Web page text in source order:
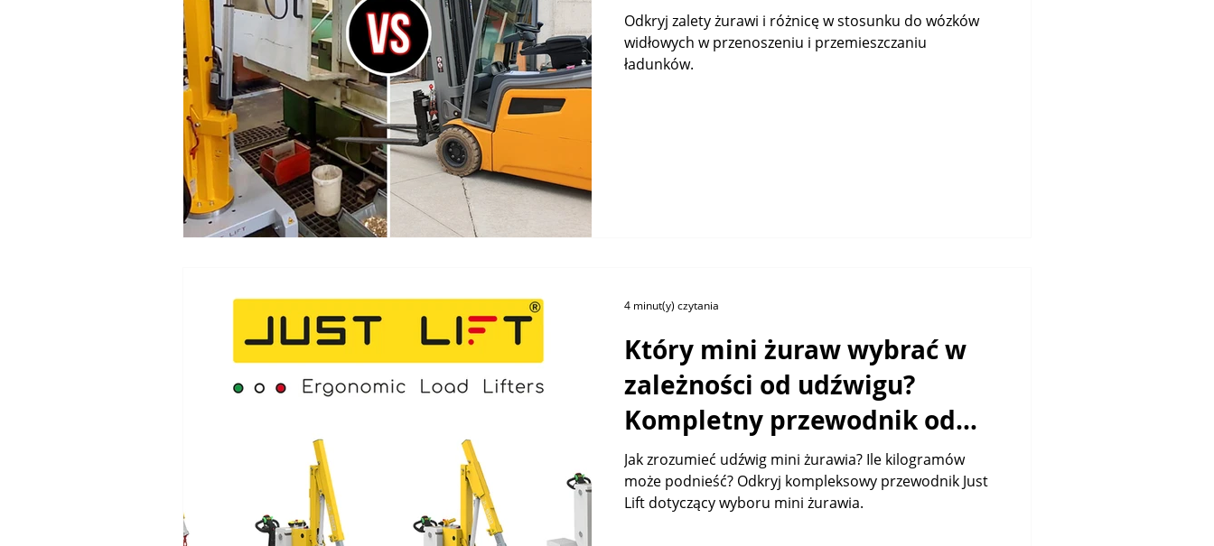
Odkryj zalety żurawi i różnicę w stosunku do wózków
widłowych w przenoszeniu i przemieszczaniu
ładunków.
Który mini żuraw wybrać w
zależności od udźwigu?
Kompletny przewodnik od
Just Lift
Jak zrozumieć udźwig mini żurawia? Ile kilogramów
może podnieść? Odkryj kompleksowy przewodnik Just
Lift dotyczący wyboru mini żurawia.
4 minut(y) czytania